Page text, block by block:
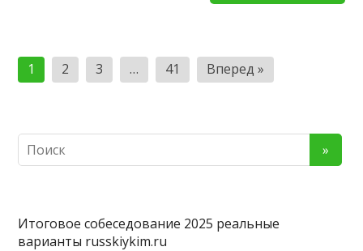
Пагинация
записей
1 2 3 … 41 Вперед »
Итоговое собеседование 2025 реальные
варианты russkiykim.ru